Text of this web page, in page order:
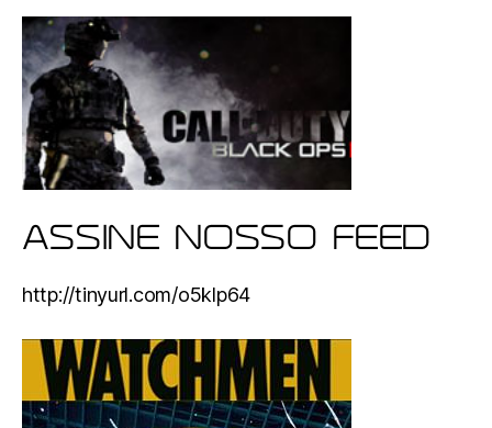
ASSINE NOSSO FEED
http://tinyurl.com/o5klp64